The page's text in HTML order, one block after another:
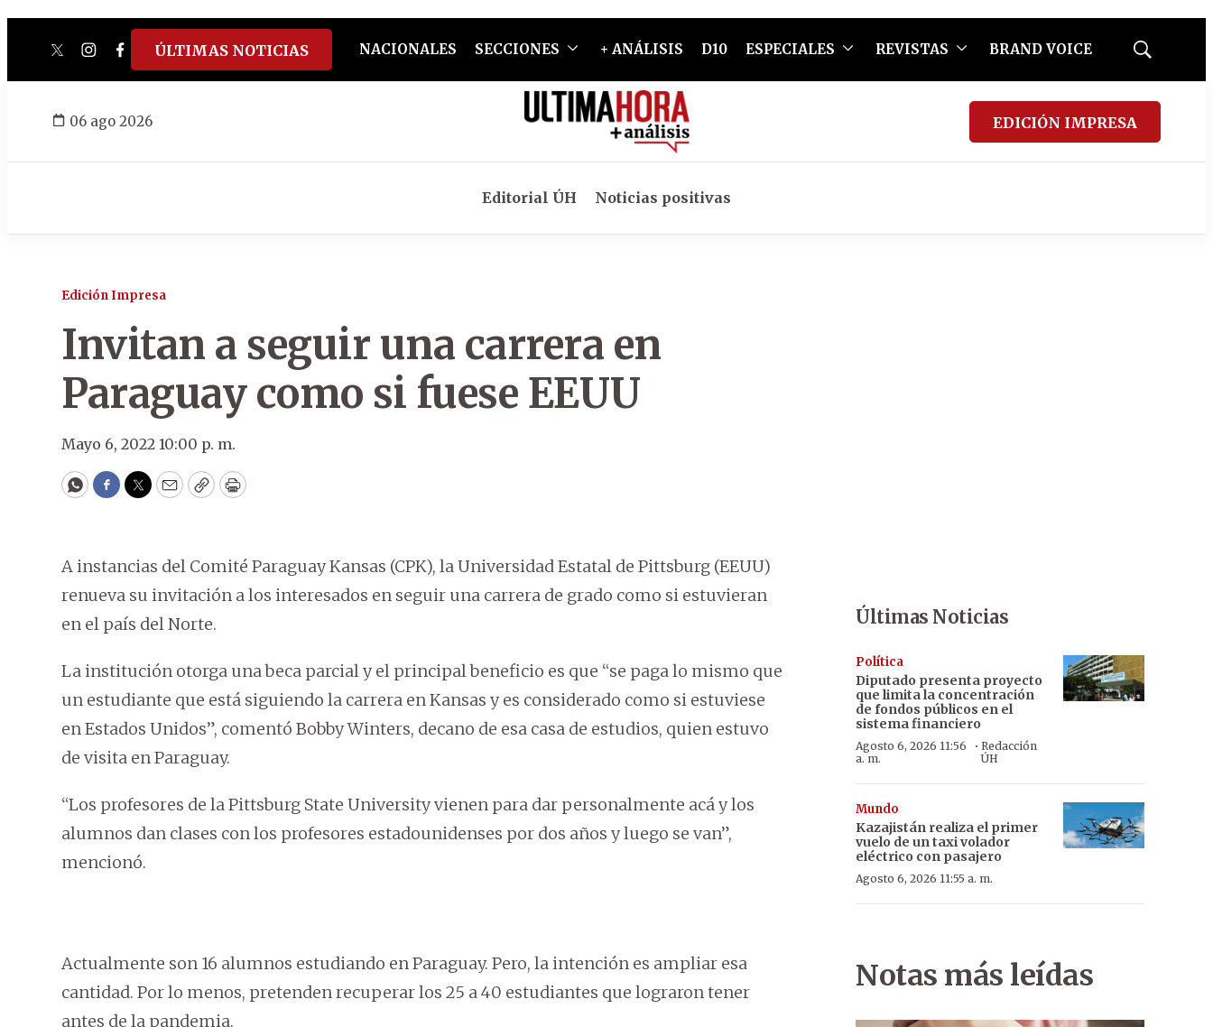
twitterinstagram
facebook
tiktokyoutube
spotify
ÚLTIMAS NOTICIAS NACIONALES SECCIONES + ANÁLISIS D10 ESPECIALES REVISTAS BRAND VOICE
Mostrar
06 ago 2026 EDICIÓN IMPRESA
Editorial ÚH Noticias positivas
Edición Impresa
Invitan a seguir una carrera en
Paraguay como si fuese EEUU
Mayo 6, 2022 10:00 p. m.
WhatsApp
Facebook
Twitter
EmailCopyPrint
A instancias del Comité Paraguay Kansas (CPK), la Universidad Estatal de Pittsburg (EEUU)
renueva su invitación a los interesados en seguir una carrera de grado como si estuvieran
en el país del Norte.
La institución otorga una beca parcial y el principal beneficio es que “se paga lo mismo que
un estudiante que está siguiendo la carrera en Kansas y es considerado como si estuviese
en Estados Unidos”, comentó Bobby Winters, decano de esa casa de estudios, quien estuvo
de visita en Paraguay.
“Los profesores de la Pittsburg State University vienen para dar personalmente acá y los
alumnos dan clases con los profesores estadounidenses por dos años y luego se van”,
mencionó.
Actualmente son 16 alumnos estudiando en Paraguay. Pero, la intención es ampliar esa
cantidad. Por lo menos, pretenden recuperar los 25 a 40 estudiantes que lograron tener
antes de la pandemia.
Últimas Noticias
Política
Diputado presenta proyecto
que limita la concentración
de fondos públicos en el
sistema financiero
Agosto 6, 2026 11:56
a. m.
·Redacción
ÚH
Mundo
Kazajistán realiza el primer
vuelo de un taxi volador
eléctrico con pasajero
Agosto 6, 2026 11:55 a. m.
Notas más leídas